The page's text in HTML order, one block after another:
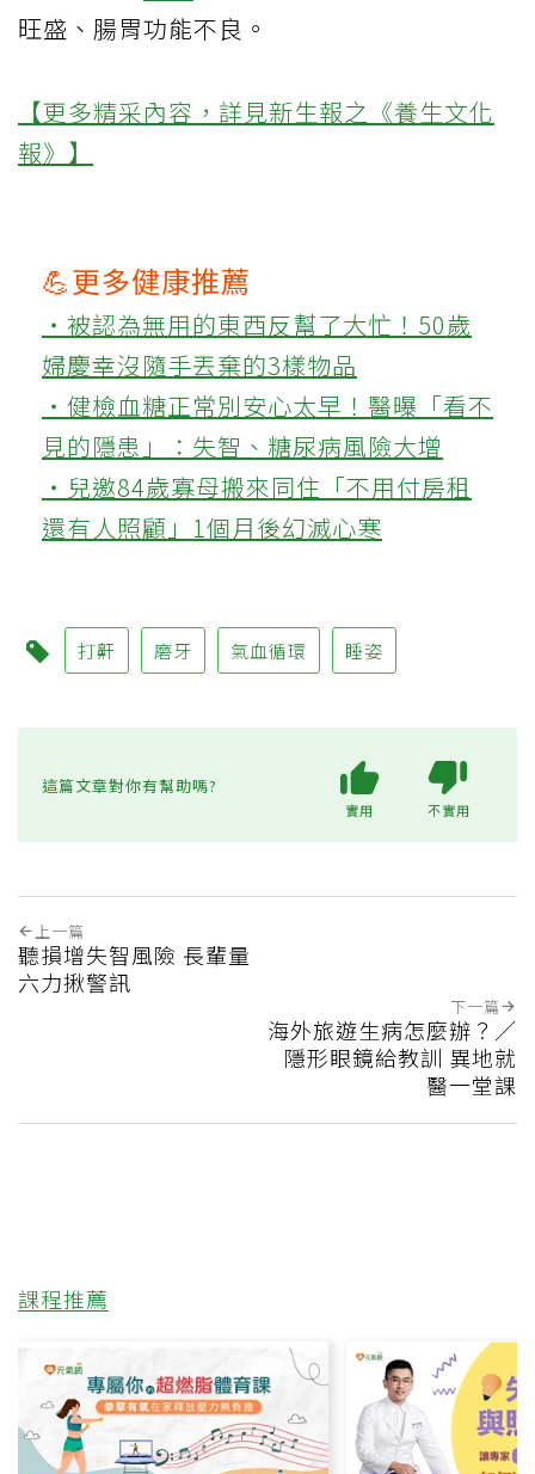
旺盛、腸胃功能不良。
【更多精采內容，詳見新生報之《養生文化
報》】
💪更多健康推薦
‧被認為無用的東西反幫了大忙！50歲
婦慶幸沒隨手丟棄的3樣物品
‧健檢血糖正常別安心太早！醫曝「看不
見的隱患」：失智、糖尿病風險大增
‧兒邀84歲寡母搬來同住「不用付房租
還有人照顧」1個月後幻滅心寒
打鼾 磨牙 氣血循環 睡姿
這篇文章對你有幫助嗎?
實用 不實用
上一篇
聽損增失智風險 長輩量
六力揪警訊
下一篇
海外旅遊生病怎麼辦？／
隱形眼鏡給教訓 異地就
醫一堂課
課程推薦